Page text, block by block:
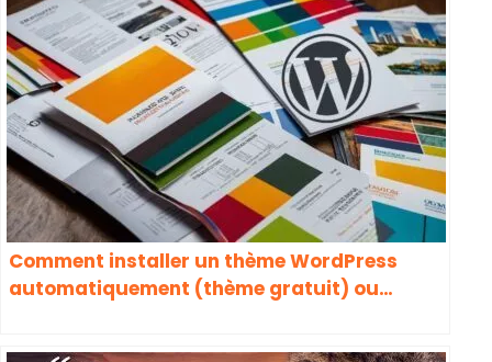
Comment installer un thème WordPress
automatiquement (thème gratuit) ou